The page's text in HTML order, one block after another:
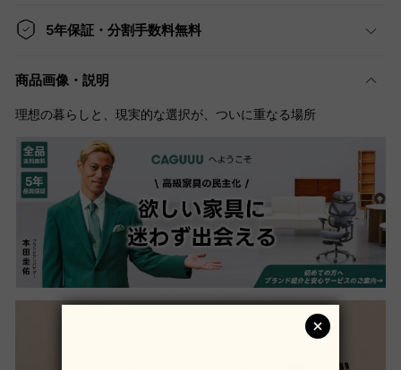
5年保証・分割手数料無料
商品画像・説明
理想の暮らしと、現実的な選択が、ついに重なる場所